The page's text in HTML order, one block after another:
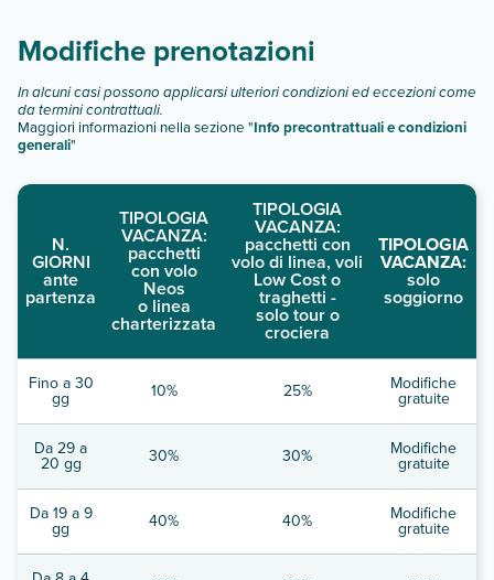
Modifiche prenotazioni
In alcuni casi possono applicarsi ulteriori condizioni ed eccezioni come
da termini contrattuali.
Maggiori informazioni nella sezione "Info precontrattuali e condizioni
generali"
N.
GIORNI
ante
partenza
TIPOLOGIA
VACANZA:
pacchetti
con volo
Neos
o linea
charterizzata
TIPOLOGIA
VACANZA:
pacchetti con
volo di linea, voli
Low Cost o
traghetti -
solo tour o
crociera
TIPOLOGIA
VACANZA:
solo
soggiorno
Fino a 30
gg 10% 25% Modifiche
gratuite
Da 29 a
20 gg 30% 30% Modifiche
gratuite
Da 19 a 9
gg 40% 40% Modifiche
gratuite